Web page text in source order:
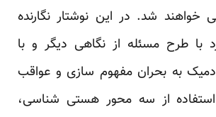
خواهند شد. در این نوشتار نگارنده
با طرح مسئله از نگاهی دیگر و با
به بحران مفهوم سازی و عواقب
استفاده از سه محور هستی شناسی،